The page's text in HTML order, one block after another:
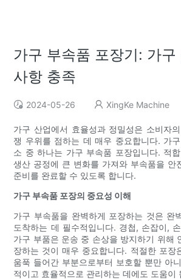
가구 부속품 포장기: 가구
사항 충족
2024-05-26 XingKe Machine
가구 산업에서 효율성과 정밀성은 소비자
쟁 우위를 점하는 데 매우 중요합니다. 가
소 중 하나는 가구 부속품 포장입니다. 적
생산 공정에 큰 변화를 가져와 부속품을 안
준비를 완료할 수 있도록 합니다.
가구 부속품 포장의 중요성 이해
가구 부속품을 완벽하게 포장하는 것은 완
도착하는 데 필수적입니다. 경첩, 손잡이,
가구 부품은 운송 중 손상을 방지하기 위해
장하는 것이 매우 중요합니다. 적절한 포장
움푹 들어간 부분으로부터 보호할 뿐만 아
적이고 효율적으로 관리하는 데에도 도움이